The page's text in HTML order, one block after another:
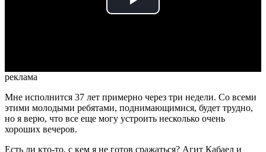
Play
реклама
Мне исполнится 37 лет примерно через три недели. Со всеми
этими молодыми ребятами, поднимающимися, будет трудно,
но я верю, что все еще могу устроить несколько очень
хороших вечеров.
Есть ли кто-то, с кем я не готов сражаться? Агит Кабаел и